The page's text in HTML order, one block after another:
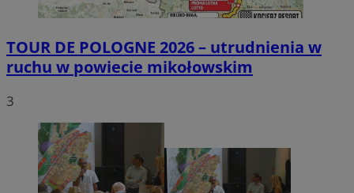
TOUR DE POLOGNE 2026 – utrudnienia w
ruchu w powiecie mikołowskim
3